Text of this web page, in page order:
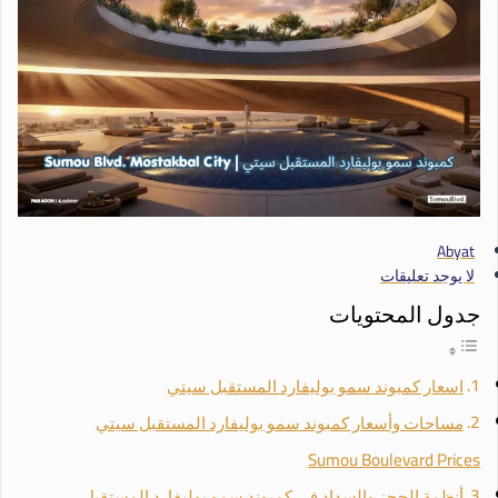
Abyat
لا يوجد تعليقات
جدول المحتويات
اسعار كمبوند سمو بوليفارد المستقبل سيتي
مساحات وأسعار كمبوند سمو بوليفارد المستقبل سيتي
Sumou Boulevard Prices